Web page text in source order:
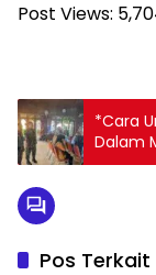
Post Views:
*Cara
Dalam
Pos Terkait